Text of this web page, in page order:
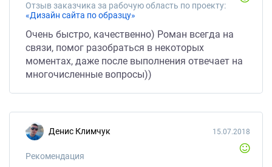
Отзыв заказчика за рабочую область по проекту:
«Дизайн сайта по образцу»
Очень быстро, качественно) Роман всегда на
связи, помог разобраться в некоторых
моментах, даже после выполнения отвечает на
многочисленные вопросы))
Денис Климчук
Рекомендация
15.07.2018